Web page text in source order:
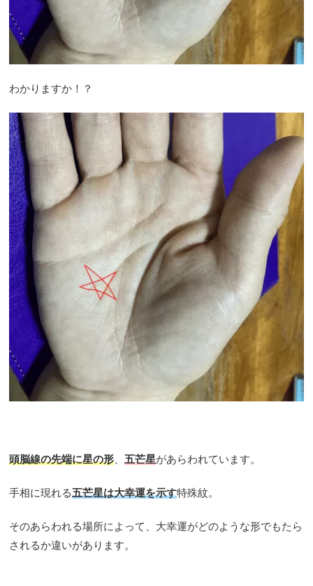
わかりますか！？
頭脳線の先端に星の形 五芒星があらわれています。
手相に現れる五芒星は大幸運を示す特殊紋。
そのあらわれる場所によって、大幸運がどのような形でもたら
されるか違いがあります。